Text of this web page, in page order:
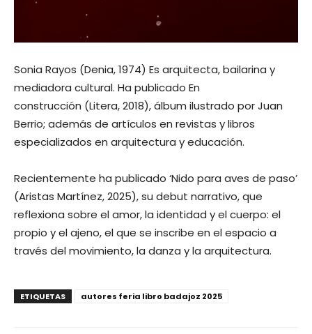
Sonia Rayos (Denia, 1974) Es arquitecta, bailarina y
mediadora cultural. Ha publicado En
construcción (Litera, 2018), álbum ilustrado por Juan
Berrio; además de artículos en revistas y libros
especializados en arquitectura y educación.
Recientemente ha publicado ‘Nido para aves de paso’
(Aristas Martínez, 2025), su debut narrativo, que
reflexiona sobre el amor, la identidad y el cuerpo: el
propio y el ajeno, el que se inscribe en el espacio a
través del movimiento, la danza y la arquitectura.
ETIQUETAS autores feria libro badajoz 2025